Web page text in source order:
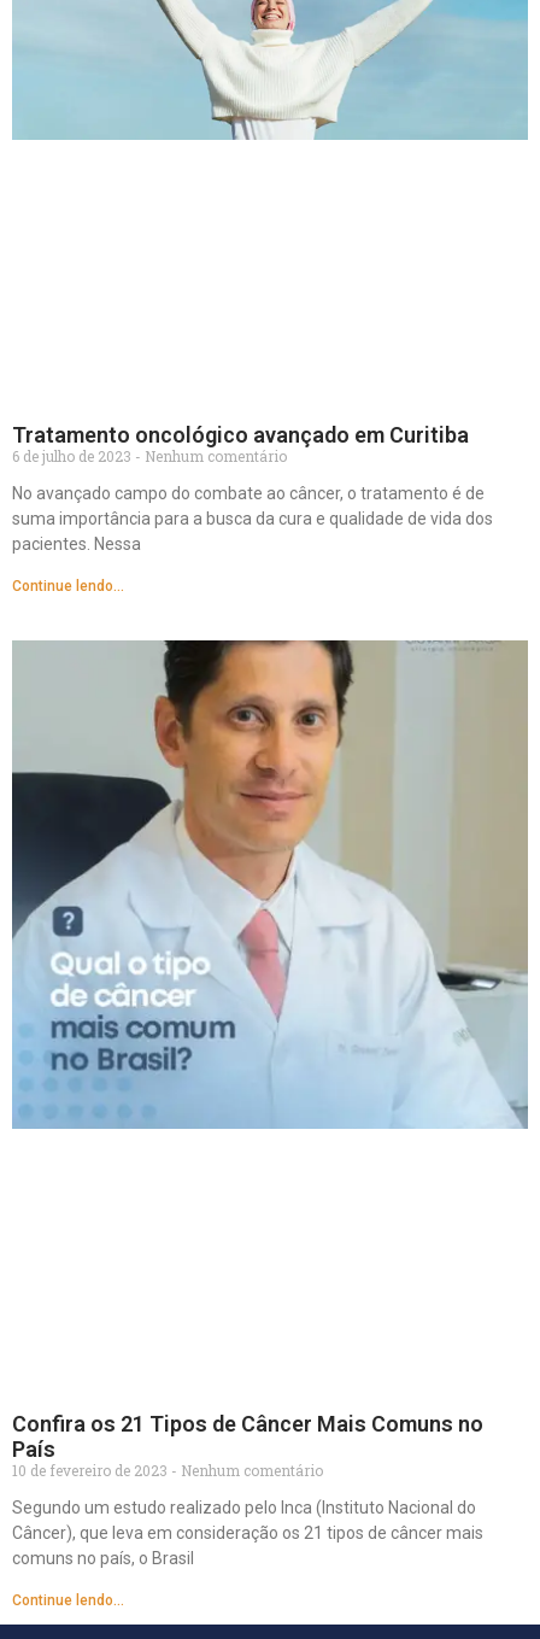
Tratamento oncológico avançado em Curitiba
6 de julho de 2023
Nenhum comentário
No avançado campo do combate ao câncer, o tratamento é de
suma importância para a busca da cura e qualidade de vida dos
pacientes. Nessa
Continue lendo...
Confira os 21 Tipos de Câncer Mais Comuns no
País
10 de fevereiro de 2023
Nenhum comentário
Segundo um estudo realizado pelo Inca (Instituto Nacional do
Câncer), que leva em consideração os 21 tipos de câncer mais
comuns no país, o Brasil
Continue lendo...